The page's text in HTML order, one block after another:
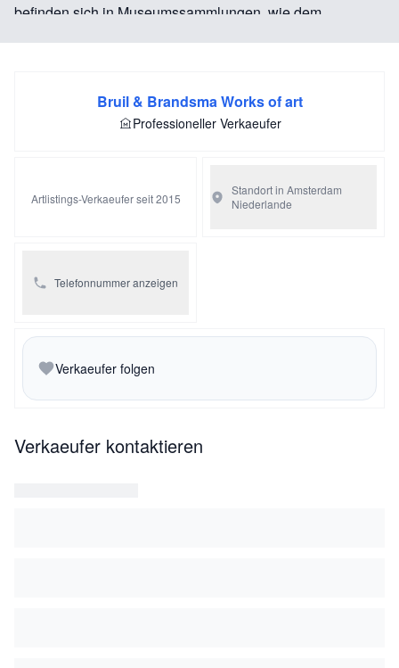
befinden sich in Museumssammlungen, wie dem
Bruil & Brandsma Works of art
Professioneller Verkaeufer
Artlistings-Verkaeufer seit 2015
Standort in Amsterdam
Niederlande
Telefonnummer anzeigen
Verkaeufer folgen
Verkaeufer kontaktieren